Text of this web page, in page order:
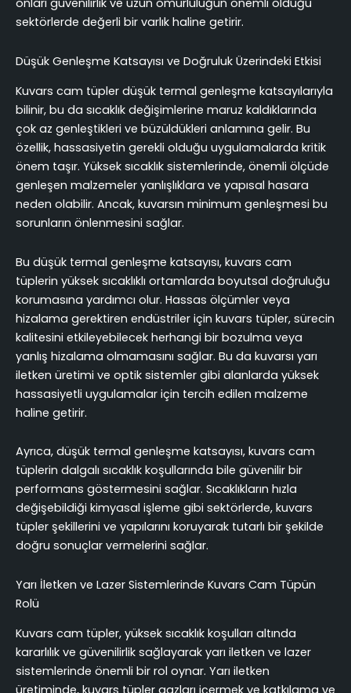
onları güvenilirlik ve uzun ömürlülüğün önemli olduğu
sektörlerde değerli bir varlık haline getirir.
Düşük Genleşme Katsayısı ve Doğruluk Üzerindeki Etkisi
Kuvars cam tüpler düşük termal genleşme katsayılarıyla
bilinir, bu da sıcaklık değişimlerine maruz kaldıklarında
çok az genleştikleri ve büzüldükleri anlamına gelir. Bu
özellik, hassasiyetin gerekli olduğu uygulamalarda kritik
önem taşır. Yüksek sıcaklık sistemlerinde, önemli ölçüde
genleşen malzemeler yanlışlıklara ve yapısal hasara
neden olabilir. Ancak, kuvarsın minimum genleşmesi bu
sorunların önlenmesini sağlar.
Bu düşük termal genleşme katsayısı, kuvars cam
tüplerin yüksek sıcaklıklı ortamlarda boyutsal doğruluğu
korumasına yardımcı olur. Hassas ölçümler veya
hizalama gerektiren endüstriler için kuvars tüpler, sürecin
kalitesini etkileyebilecek herhangi bir bozulma veya
yanlış hizalama olmamasını sağlar. Bu da kuvarsı yarı
iletken üretimi ve optik sistemler gibi alanlarda yüksek
hassasiyetli uygulamalar için tercih edilen malzeme
haline getirir.
Ayrıca, düşük termal genleşme katsayısı, kuvars cam
tüplerin dalgalı sıcaklık koşullarında bile güvenilir bir
performans göstermesini sağlar. Sıcaklıkların hızla
değişebildiği kimyasal işleme gibi sektörlerde, kuvars
tüpler şekillerini ve yapılarını koruyarak tutarlı bir şekilde
doğru sonuçlar vermelerini sağlar.
Yarı İletken ve Lazer Sistemlerinde Kuvars Cam Tüpün
Rolü
Kuvars cam tüpler, yüksek sıcaklık koşulları altında
kararlılık ve güvenilirlik sağlayarak yarı iletken ve lazer
sistemlerinde önemli bir rol oynar. Yarı iletken
üretiminde, kuvars tüpler gazları içermek ve katkılama ve